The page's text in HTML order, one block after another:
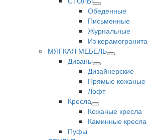
Обеденные
Письменные
Журнальные
Из керамогранита
МЯГКАЯ МЕБЕЛЬ
Диваны
Дизайнерские
Прямые кожаные
Лофт
Кресла
Кожаные кресла
Каминные кресла
Пуфы